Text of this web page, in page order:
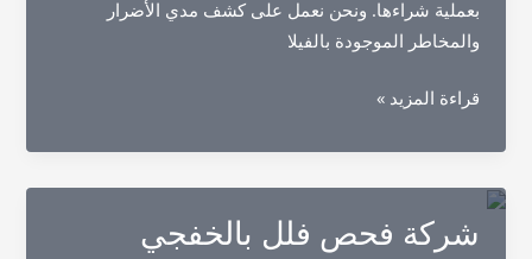
بعملية شراءها. ونحن نعمل على كشف مدي الأضرار
والمخاطر الموجودة بالفيلا
شركة
فلل
بالنعيرية
قراءة المزيد »
شركة فحص فلل بالخفجي